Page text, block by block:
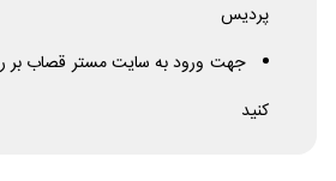
پردیس
جهت ورود به سایت مستر قصاب بر
کنید